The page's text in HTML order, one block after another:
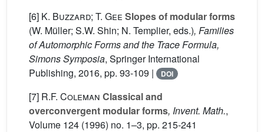
[6] K. Buzzard; T. Gee Slopes of modular forms
(W. Müller; S.W. Shin; N. Templier, eds.), Families
of Automorphic Forms and the Trace Formula,
Simons Symposia, Springer International
Publishing, 2016, pp. 93-109 |
DOI
[7] R.F. Coleman Classical and
overconvergent modular forms, Invent. Math.,
Volume 124 (1996) no. 1–3, pp. 215-241